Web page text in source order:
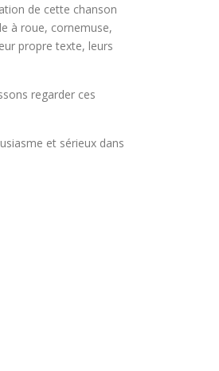
de cette chanson
à roue, cornemuse,
propre texte, leurs
regarder ces
et sérieux dans